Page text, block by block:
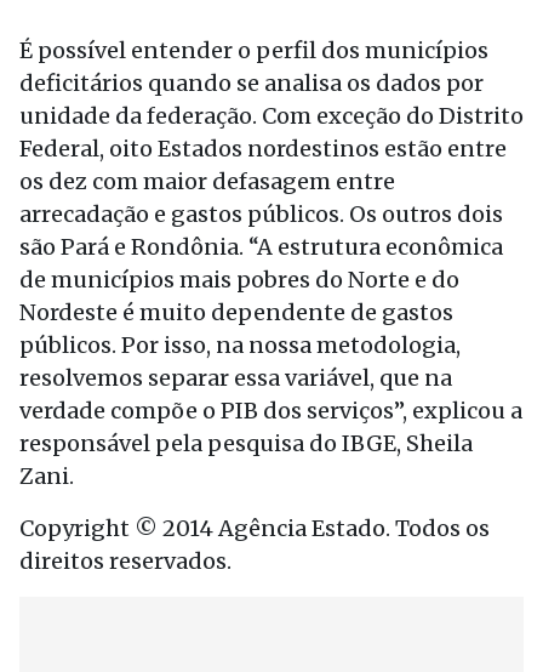
É possível entender o perfil dos municípios
deficitários quando se analisa os dados por
unidade da federação. Com exceção do Distrito
Federal, oito Estados nordestinos estão entre
os dez com maior defasagem entre
arrecadação e gastos públicos. Os outros dois
são Pará e Rondônia. “A estrutura econômica
de municípios mais pobres do Norte e do
Nordeste é muito dependente de gastos
públicos. Por isso, na nossa metodologia,
resolvemos separar essa variável, que na
verdade compõe o PIB dos serviços”, explicou a
responsável pela pesquisa do IBGE, Sheila
Zani.
Copyright © 2014 Agência Estado. Todos os
direitos reservados.